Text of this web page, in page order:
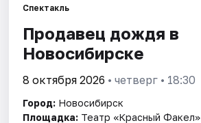
Города
Площадки
Рейтинги
Спектакль
Продавец дождя в
Новосибирске
8 октября 2026 • четверг • 18:30
Город: Новосибирск
Площадка: Театр «Красный Факел»